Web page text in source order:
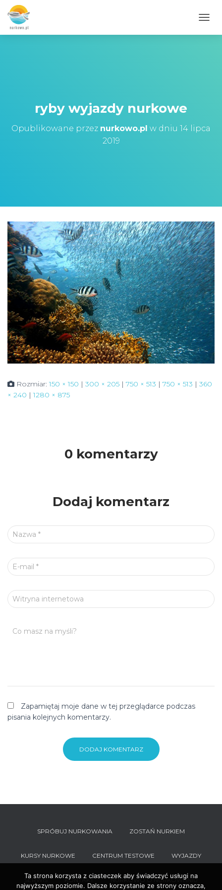
ryby wyjazdy nurkowe
Opublikowane przez nurkowo.pl w dniu 14 lipca
2019
Rozmiar:150 × 150 | 300 × 205 | 750 × 513 | 750 × 513 | 360
× 240 | 1280 × 875
0 komentarzy
Dodaj komentarz
Nazwa *
E-mail *
Witryna internetowa
Co masz na myśli?
Zapamiętaj moje dane w tej przeglądarce podczas
pisania kolejnych komentarzy.
SPRÓBUJ NURKOWANIA ZOSTAŃ NURKIEM
KURSY NURKOWE CENTRUM TESTOWE WYJAZDY
SERWIS KONTAKT NURKOWO O NURKOWANIU
Ta strona korzysta z ciasteczek aby świadczyć usługi na
najwyższym poziomie. Dalsze korzystanie ze strony oznacza,